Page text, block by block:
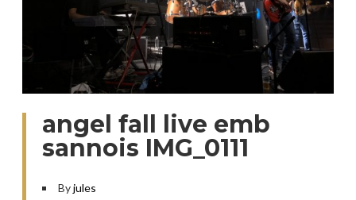
angel fall live emb
sannois IMG_0111
Byjules